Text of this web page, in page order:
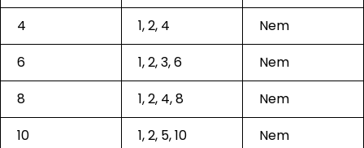
4
1, 2, 4
Nem
6
1, 2, 3, 6
Nem
8
1, 2, 4, 8
Nem
10
1, 2, 5, 10 Nem